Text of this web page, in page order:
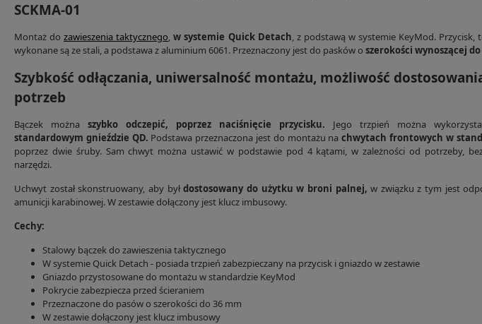
SCKMA-01
Montaż dozawieszenia taktycznego,w systemie Quick Detach, z podstawą w systemie KeyMod. Przycisk,
wykonane są ze stali, a podstawa z aluminium 6061. Przeznaczony jest do pasków o szerokości wynoszącej
Szybkość odłączania, uniwersalność montażu, możliwość
potrzeb
Bączek można szybko odczepić, poprzez naciśnięcie przycisku. Jego trzpień można
standardowym gnieździe QD. Podstawa przeznaczona jest do montażu nachwytach frontowych w
poprzez dwie śruby. Sam chwyt można ustawić w podstawie pod 4 kątami, w zależności od potrzeby,
narzędzi.
Uchwyt został skonstruowany, aby byłdostosowany do użytku w broni palnej, w związku z tym jest
amunicji karabinowej. W zestawie dołączony jest klucz imbusowy.
Cechy:
Stalowy bączek do zawieszenia taktycznego
W systemie Quick Detach - posiada trzpień zabezpieczany na przycisk i gniazdo w zestawie
Gniazdo przystosowane do montażu w standardzie KeyMod
Pokrycie zabezpiecza przed ścieraniem
Przeznaczone do pasów o szerokości do 36 mm
W zestawie dołączony jest klucz imbusowy